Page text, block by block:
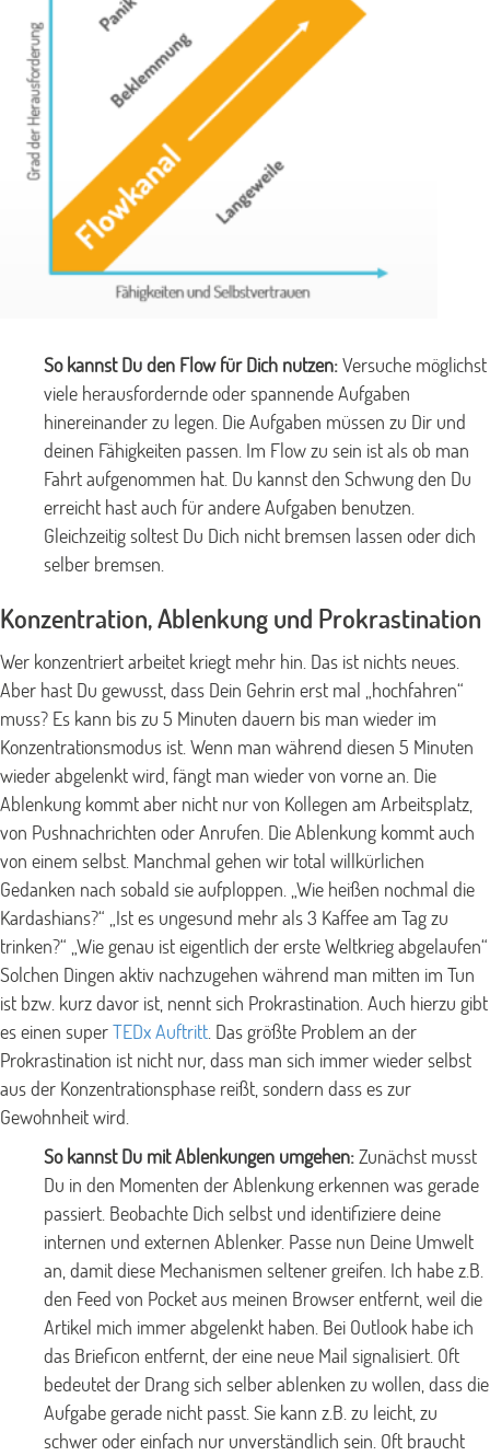
So kannst Du den Flow für Dich nutzen:Versuche möglichst
viele herausfordernde oder spannende Aufgaben
hinereinander zu legen. Die Aufgaben müssen zu Dir und
deinen Fähigkeiten passen. Im Flow zu sein ist als ob man
Fahrt aufgenommen hat. Du kannst den Schwung den Du
erreicht hast auch für andere Aufgaben benutzen.
Gleichzeitig soltest Du Dich nicht bremsen lassen oder dich
selber bremsen.
Konzentration, Ablenkung und Prokrastination
Wer konzentriert arbeitet kriegt mehr hin. Das ist nichts neues.
Aber hast Du gewusst, dass Dein Gehrin erst mal „hochfahren“
muss? Es kann bis zu 5 Minuten dauern bis man wieder im
Konzentrationsmodus ist. Wenn man während diesen 5 Minuten
wieder abgelenkt wird, fängt man wieder von vorne an. Die
Ablenkung kommt aber nicht nur von Kollegen am Arbeitsplatz,
von Pushnachrichten oder Anrufen. Die Ablenkung kommt auch
von einem selbst. Manchmal gehen wir total willkürlichen
Gedanken nach sobald sie aufploppen. „Wie heißen nochmal die
Kardashians?“ „Ist es ungesund mehr als 3 Kaffee am Tag zu
trinken?“ „Wie genau ist eigentlich der erste Weltkrieg abgelaufen“
Solchen Dingen aktiv nachzugehen während man mitten im Tun
ist bzw. kurz davor ist, nennt sich Prokrastination. Auch hierzu gibt
es einen superTEDx Auftritt. Das größte Problem an der
Prokrastination ist nicht nur, dass man sich immer wieder selbst
aus der Konzentrationsphase reißt, sondern dass es zur
Gewohnheit wird.
So kannst Du mit Ablenkungen umgehen:Zunächst musst
Du in den Momenten der Ablenkung erkennen was gerade
passiert. Beobachte Dich selbst und identifiziere deine
internen und externen Ablenker. Passe nun Deine Umwelt
an, damit diese Mechanismen seltener greifen. Ich habe z.B.
den Feed von Pocket aus meinen Browser entfernt, weil die
Artikel mich immer abgelenkt haben. Bei Outlook habe ich
das Brieficon entfernt, der eine neue Mail signalisiert. Oft
bedeutet der Drang sich selber ablenken zu wollen, dass die
Aufgabe gerade nicht passt. Sie kann z.B. zu leicht, zu
schwer oder einfach nur unverständlich sein. Oft braucht